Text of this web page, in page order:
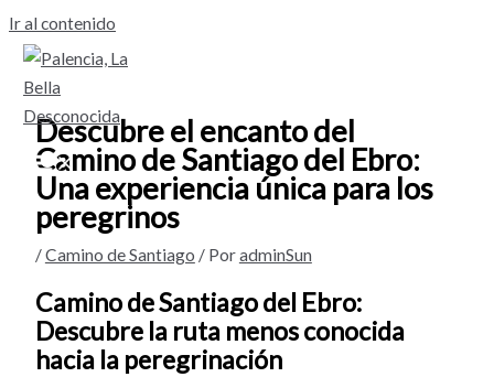
Ir al contenido
Descubre el encanto del
Camino de Santiago del Ebro:
Una experiencia única para los
peregrinos
/Camino de Santiago / PoradminSun
Camino de Santiago del Ebro:
Descubre la ruta menos conocida
hacia la peregrinación